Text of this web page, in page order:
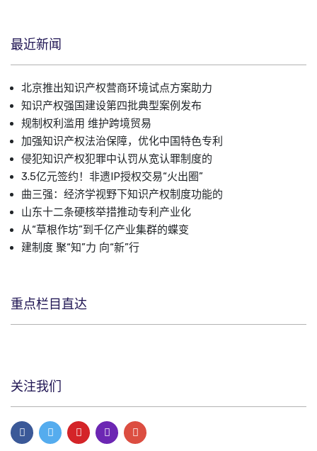
最近新闻
北京推出知识产权营商环境试点方案助力
知识产权强国建设第四批典型案例发布
规制权利滥用 维护跨境贸易
加强知识产权法治保障，优化中国特色专利
侵犯知识产权犯罪中认罚从宽认罪制度的
3.5亿元签约！非遗IP授权交易“火出圈”
曲三强：经济学视野下知识产权制度功能的
山东十二条硬核举措推动专利产业化
从“草根作坊”到千亿产业集群的蝶变
建制度 聚“知”力 向“新”行
重点栏目直达
关注我们